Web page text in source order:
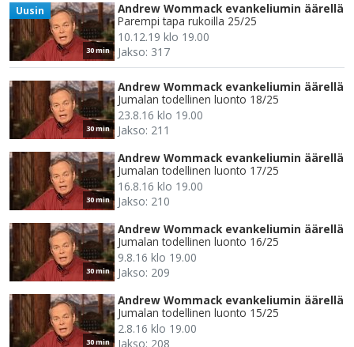
30 min
Uusin
Andrew Wommack evankeliumin äärellä
Parempi tapa rukoilla 25/25
10.12.19 klo 19.00
Jakso: 317
30 min
Andrew Wommack evankeliumin äärellä
Jumalan todellinen luonto 18/25
23.8.16 klo 19.00
Jakso: 211
30 min
Andrew Wommack evankeliumin äärellä
Jumalan todellinen luonto 17/25
16.8.16 klo 19.00
Jakso: 210
30 min
Andrew Wommack evankeliumin äärellä
Jumalan todellinen luonto 16/25
9.8.16 klo 19.00
Jakso: 209
30 min
Andrew Wommack evankeliumin äärellä
Jumalan todellinen luonto 15/25
2.8.16 klo 19.00
Jakso: 208